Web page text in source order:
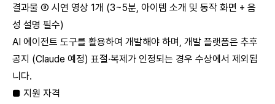
결과물 ③ 시연 영상 1개 (3~5분, 아이템 소개 및 동작 화면 + 음
성 설명 필수)
AI 에이전트 도구를 활용하여 개발해야 하며, 개발 플랫폼은 추후
공지 (Claude 예정) 표절·복제가 인정되는 경우 수상에서 제외됩
니다.
■ 지원 자격